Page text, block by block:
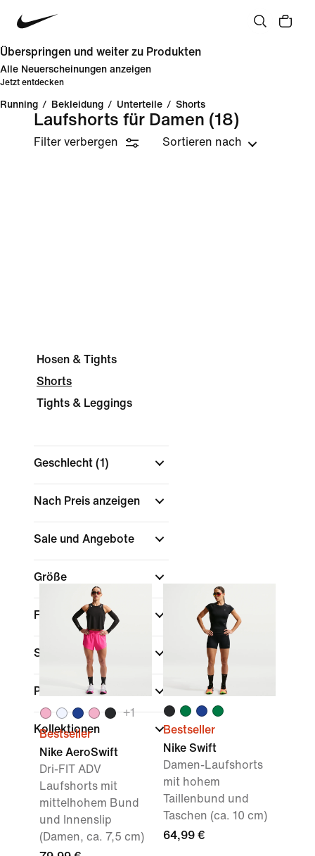
Überspringen und weiter zu Produkten
Alle Neuerscheinungen anzeigen
Jetzt entdecken
Running / Bekleidung / Unterteile / Shorts
Laufshorts für Damen (18)
Filter verbergen Sortieren nach
Hosen & Tights
Shorts
Tights & Leggings
Geschlecht (1)
Nach Preis anzeigen
Sale und Angebote
Größe
Farbe
Sport
Passform
Kollektionen
+1
Bestseller
Nike AeroSwift
Dri-FIT ADV
Laufshorts mit
mittelhohem Bund
und Innenslip
(Damen, ca. 7,5 cm)
Bestseller
Nike Swift
Damen-Laufshorts
mit hohem
Taillenbund und
Taschen (ca. 10 cm)
64,99 €